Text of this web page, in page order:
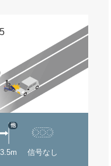
他
信号なし